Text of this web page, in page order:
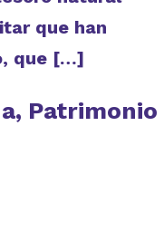
que han
que […]
Patrimonio